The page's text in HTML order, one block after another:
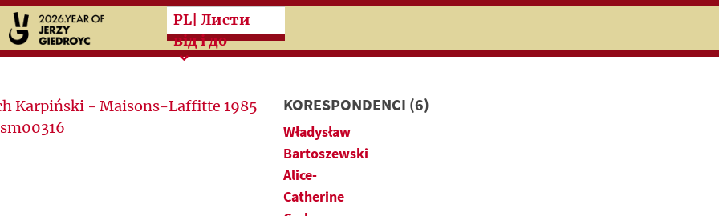
Przeskocz do treści zasadniczej
PL | Листи
від і до
KORESPONDENCI (6)
Władysław
Bartoszewski
Alice-
Catherine